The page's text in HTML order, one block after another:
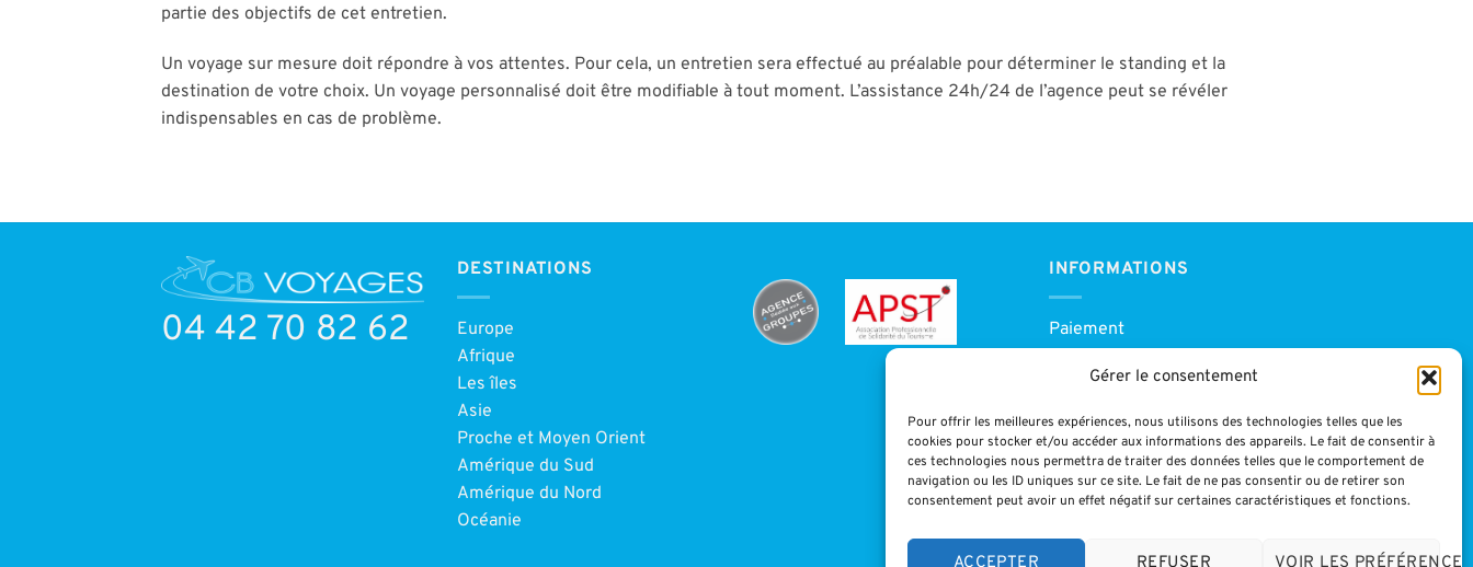
Gérer le consentement
Pour offrir les meilleures expériences, nous utilisons des technologies telles que les
cookies pour stocker et/ou accéder aux informations des appareils. Le fait de consentir à
ces technologies nous permettra de traiter des données telles que le comportement de
navigation ou les ID uniques sur ce site. Le fait de ne pas consentir ou de retirer son
consentement peut avoir un effet négatif sur certaines caractéristiques et fonctions.
partie des objectifs de cet entretien.
Un voyage sur mesure doit répondre à vos attentes. Pour cela, un entretien sera effectué au préalable pour déterminer le standing et la
destination de votre choix. Un voyage personnalisé doit être modifiable à tout moment. L’assistance 24h/24 de l’agence peut se révéler
indispensables en cas de problème.
04 42 70 82 62
DESTINATIONS
Europe
Afrique
Les îles
Asie
Proche et Moyen Orient
Amérique du Sud
Amérique du Nord
Océanie
INFORMATIONS
Paiement
Mentions légales